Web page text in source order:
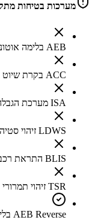
מערכות בטיחות
AEB בלימה אוטונומית
ACC בקרת שיוט אדפטיבית
ISA מערכת הגבלה אוטומטית למהירות הרכב
LDWS זיהוי סטיה מנתיב
BLIS התראת רכב בשטח מת
TSR זיהוי תמרורי תנועה
AEB Reverse בלימה אוטונומית בנסיעה לאחור